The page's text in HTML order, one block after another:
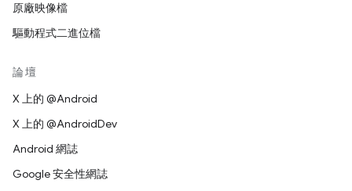
原廠映像檔
驅動程式二進位檔
論壇
X 上的 @Android
X 上的 @AndroidDev
Android 網誌
Google 安全性網誌